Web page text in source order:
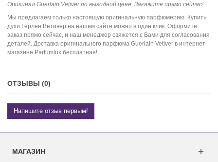
Оригинал Guerlain Vetiver по выгодной цене. Закажите прямо сейчас!
Мы предлагаем только настоящую оригинальную парфюмерию. Купить
духи Герлен Ветивер на нашем сайте можно в один клик. Оформите
заказ прямо сейчас, и наш менеджер свяжется с Вами для согласования
деталей. Доставка оригинального парфюма Guerlain Vetiver в интернет-
магазине Parfumlux бесплатная!
ОТЗЫВЫ (0)
Напишите отзыв первым!
МАГАЗИН